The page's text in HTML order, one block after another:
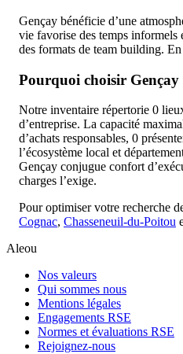
Gençay bénéficie d’une
vie favorise des temps informels
des formats de team building.
Pourquoi choisir Gençay
Notre inventaire répertorie 0
d’entreprise. La capacité
d’achats responsables, 0
l’écosystème local et
Gençay conjugue confort
charges l’exige.
Pour optimiser votre recherche
Cognac, Chasseneuil-du-Poitou
Aleou
Nos valeurs
Qui sommes nous
Mentions légales
Engagements RSE
Normes et évaluations RSE
Rejoignez-nous